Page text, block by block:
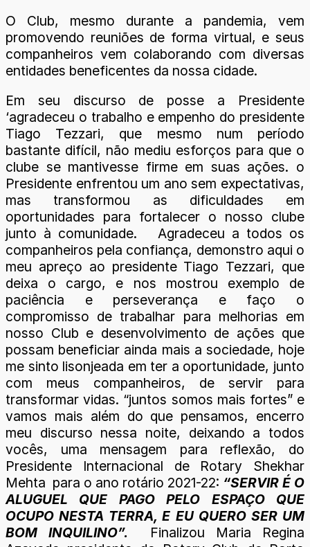
O Club, mesmo durante a pandemia, vem
promovendo reuniões de forma virtual, e seus
companheiros vem colaborando com diversas
entidades beneficentes da nossa cidade.
Em seu discurso de posse a Presidente
‘agradeceu o trabalho e empenho do presidente
Tiago Tezzari, que mesmo num período
bastante difícil, não mediu esforços para que o
clube se mantivesse firme em suas ações. o
Presidente enfrentou um ano sem expectativas,
mas transformou as dificuldades em
oportunidades para fortalecer o nosso clube
junto à comunidade. Agradeceu a todos os
companheiros pela confiança, demonstro aqui o
meu apreço ao presidente Tiago Tezzari, que
deixa o cargo, e nos mostrou exemplo de
paciência e perseverança e faço o
compromisso de trabalhar para melhorias em
nosso Club e desenvolvimento de ações que
possam beneficiar ainda mais a sociedade, hoje
me sinto lisonjeada em ter a oportunidade, junto
com meus companheiros, de servir para
transformar vidas. “juntos somos mais fortes” e
vamos mais além do que pensamos, encerro
meu discurso nessa noite, deixando a todos
vocês, uma mensagem para reflexão, do
Presidente Internacional de Rotary Shekhar
Mehta para o ano rotário 2021-22: “SERVIR É O
ALUGUEL QUE PAGO PELO ESPAÇO QUE
OCUPO NESTA TERRA, E EU QUERO SER UM
BOM INQUILINO”. Finalizou Maria Regina